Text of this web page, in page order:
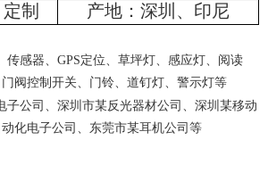
制
产地：深圳、印尼
传感器、GPS定位、草坪灯、感应灯、阅读
阀控制开关、门铃、道钉灯、警示灯等
子公司、深圳市某反光器材公司、深圳某移动
化电子公司、东莞市某耳机公司等